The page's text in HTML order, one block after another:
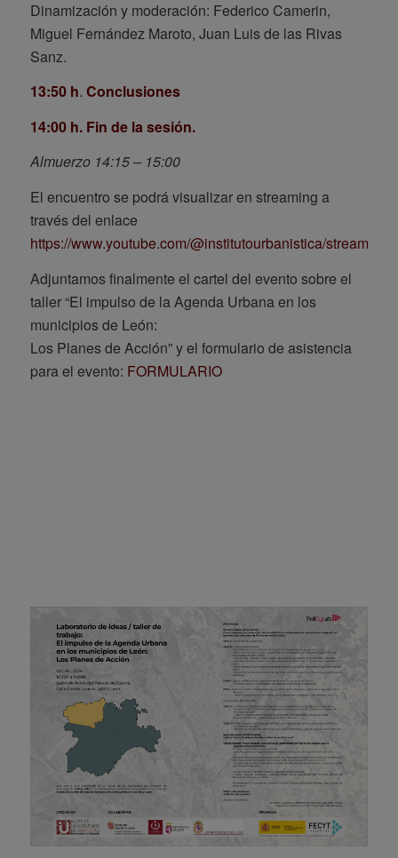
Dinamización y moderación: Federico Camerin,
Miguel Fernández Maroto, Juan Luis de las Rivas
Sanz.
13:50 h. Conclusiones
14:00 h. Fin de la sesión.
Almuerzo 14:15 – 15:00
El encuentro se podrá visualizar en streaming a
través del enlace
https://www.youtube.com/@institutourbanistica/streams
Adjuntamos finalmente el cartel del evento sobre el
taller “El impulso de la Agenda Urbana en los
municipios de León:
Los Planes de Acción” y el formulario de asistencia
para el evento: FORMULARIO